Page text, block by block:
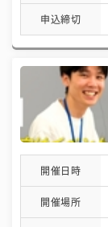
申込締切
開催日時
開催場所